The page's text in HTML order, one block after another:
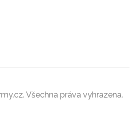
Všechna práva vyhrazena.